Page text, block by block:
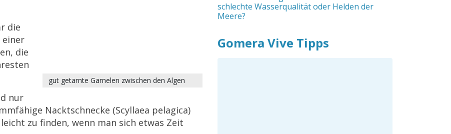
gut getarnte Garnelen zwischen den Algen
die
einer
die
nur
Nacktschnecke (Scyllaea pelagica)
zu finden, wenn man sich etwas Zeit
schlechte Wasserqualität oder Helden der
Meere?
Gomera Vive Tipps